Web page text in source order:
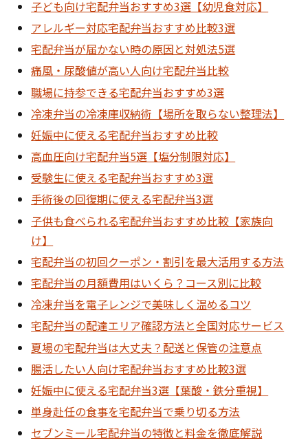
子ども向け宅配弁当おすすめ3選【幼児食対応】
アレルギー対応宅配弁当おすすめ比較3選
宅配弁当が届かない時の原因と対処法5選
痛風・尿酸値が高い人向け宅配弁当比較
職場に持参できる宅配弁当おすすめ3選
冷凍弁当の冷凍庫収納術【場所を取らない整理法】
妊娠中に使える宅配弁当おすすめ比較
高血圧向け宅配弁当5選【塩分制限対応】
受験生に使える宅配弁当おすすめ3選
手術後の回復期に使える宅配弁当3選
子供も食べられる宅配弁当おすすめ比較【家族向
け】
宅配弁当の初回クーポン・割引を最大活用する方法
宅配弁当の月額費用はいくら？コース別に比較
冷凍弁当を電子レンジで美味しく温めるコツ
宅配弁当の配達エリア確認方法と全国対応サービス
夏場の宅配弁当は大丈夫？配送と保管の注意点
腸活したい人向け宅配弁当おすすめ比較3選
妊娠中に使える宅配弁当3選【葉酸・鉄分重視】
単身赴任の食事を宅配弁当で乗り切る方法
セブンミール宅配弁当の特徴と料金を徹底解説